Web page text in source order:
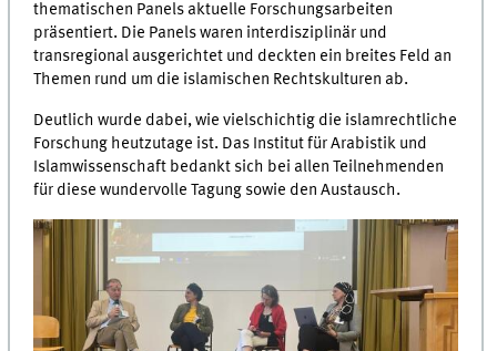
thematischen Panels aktuelle Forschungsarbeiten
präsentiert. Die Panels waren interdisziplinär und
transregional ausgerichtet und deckten ein breites Feld an
Themen rund um die islamischen Rechtskulturen ab.
Deutlich wurde dabei, wie vielschichtig die islamrechtliche
Forschung heutzutage ist. Das Institut für Arabistik und
Islamwissenschaft bedankt sich bei allen Teilnehmenden
für diese wundervolle Tagung sowie den Austausch.